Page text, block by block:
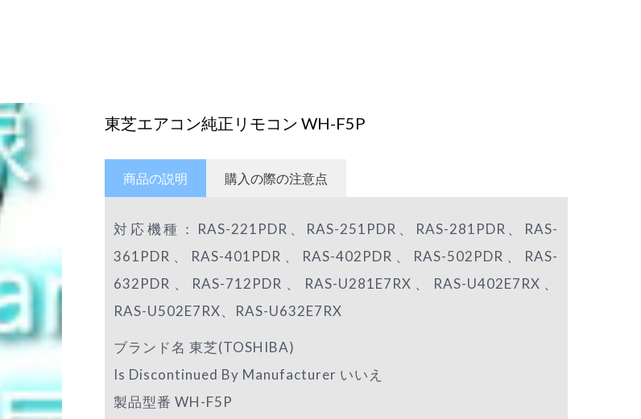
東芝エアコン純正リモコン WH-F5P
商品の説明
対応機種：RAS-221PDR、RAS-251PDR、RAS-281PDR、RAS-
361PDR、RAS-401PDR、RAS-402PDR、RAS-502PDR、RAS-
632PDR、RAS-712PDR、RAS-U281E7RX、RAS-U402E7RX、
RAS-U502E7RX、RAS-U632E7RX
ブランド名 東芝(TOSHIBA)
Is Discontinued By Manufacturer いいえ
製品型番 WH-F5P
購入の際の注意点